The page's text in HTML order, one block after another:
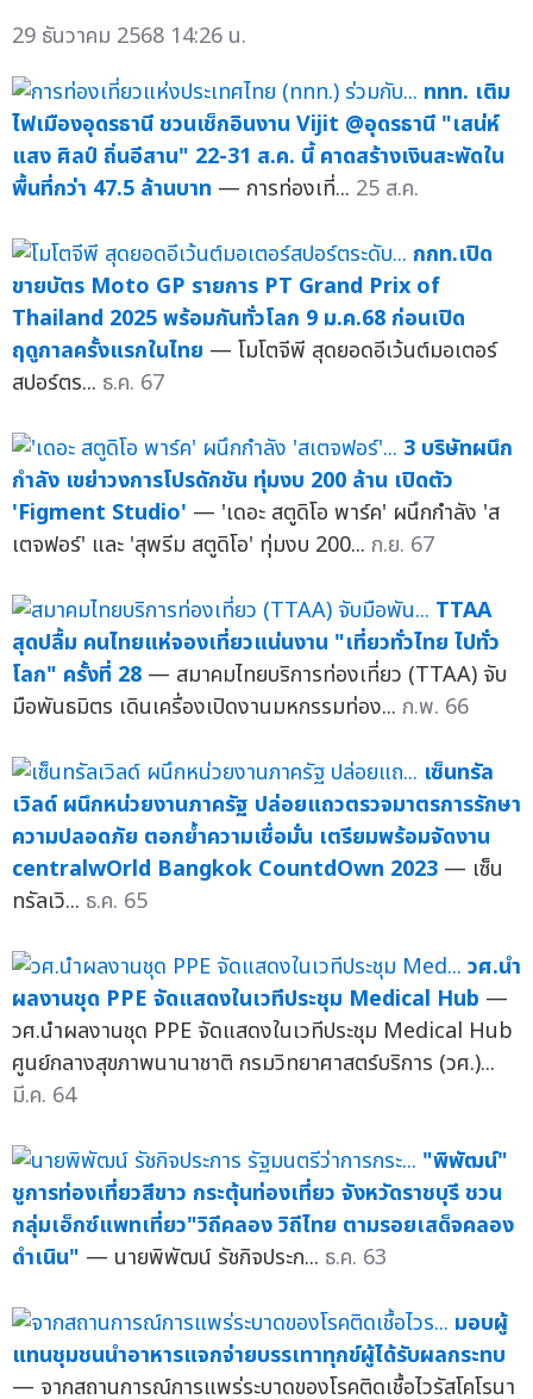
29 ธันวาคม 2568 14:26 น.
ททท. เติม
ไฟเมืองอุดรธานี ชวนเช็กอินงาน Vijit @อุดรธานี "เสน่ห์
แสง ศิลป์ ถิ่นอีสาน" 22-31 ส.ค. นี้ คาดสร้างเงินสะพัดใน
พื้นที่กว่า 47.5 ล้านบาท — การท่องเที่... 25 ส.ค.
กกท.เปิด
ขายบัตร Moto GP รายการ PT Grand Prix of
Thailand 2025 พร้อมกันทั่วโลก 9 ม.ค.68 ก่อนเปิด
ฤดูกาลครั้งแรกในไทย — โมโตจีพี สุดยอดอีเว้นต์มอเตอร์
สปอร์ตร... ธ.ค. 67
3 บริษัทผนึก
กำลัง เขย่าวงการโปรดักชัน ทุ่มงบ 200 ล้าน เปิดตัว
'Figment Studio' — 'เดอะ สตูดิโอ พาร์ค' ผนึกกำลัง 'ส
เตจฟอร์' และ 'สุพรีม สตูดิโอ' ทุ่มงบ 200... ก.ย. 67
TTAA
สุดปลื้ม คนไทยแห่จองเที่ยวแน่นงาน "เที่ยวทั่วไทย ไปทั่ว
โลก" ครั้งที่ 28 — สมาคมไทยบริการท่องเที่ยว (TTAA) จับ
มือพันธมิตร เดินเครื่องเปิดงานมหกรรมท่อง... ก.พ. 66
เซ็นทรัล
เวิลด์ ผนึกหน่วยงานภาครัฐ ปล่อยแถวตรวจมาตรการรักษา
ความปลอดภัย ตอกย้ำความเชื่อมั่น เตรียมพร้อมจัดงาน
centralwOrld Bangkok CountdOwn 2023 — เซ็น
ทรัลเวิ... ธ.ค. 65
วศ.นำ
ผลงานชุด PPE จัดแสดงในเวทีประชุม Medical Hub —
วศ.นำผลงานชุด PPE จัดแสดงในเวทีประชุม Medical Hub
ศูนย์กลางสุขภาพนานาชาติ กรมวิทยาศาสตร์บริการ (วศ.)...
มี.ค. 64
"พิพัฒน์"
ชูการท่องเที่ยวสีขาว กระตุ้นท่องเที่ยว จังหวัดราชบุรี ชวน
กลุ่มเอ็กซ์แพทเที่ยว"วิถีคลอง วิถีไทย ตามรอยเสด็จคลอง
ดำเนิน" — นายพิพัฒน์ รัชกิจประก... ธ.ค. 63
มอบผู้
แทนชุมชนนำอาหารแจกจ่ายบรรเทาทุกข์ผู้ได้รับผลกระทบ
— จากสถานการณ์การแพร่ระบาดของโรคติดเชื้อไวรัสโคโรนา